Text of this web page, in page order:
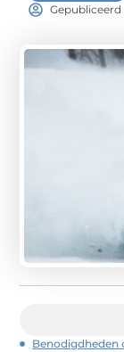
Benodigdheden